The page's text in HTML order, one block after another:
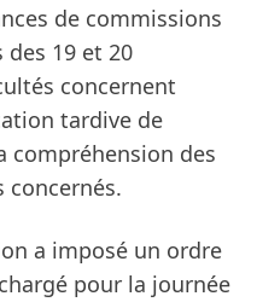
de commissions
19 et 20
concernent
tardive de
compréhension des
concernés.
a imposé un ordre
pour la journée